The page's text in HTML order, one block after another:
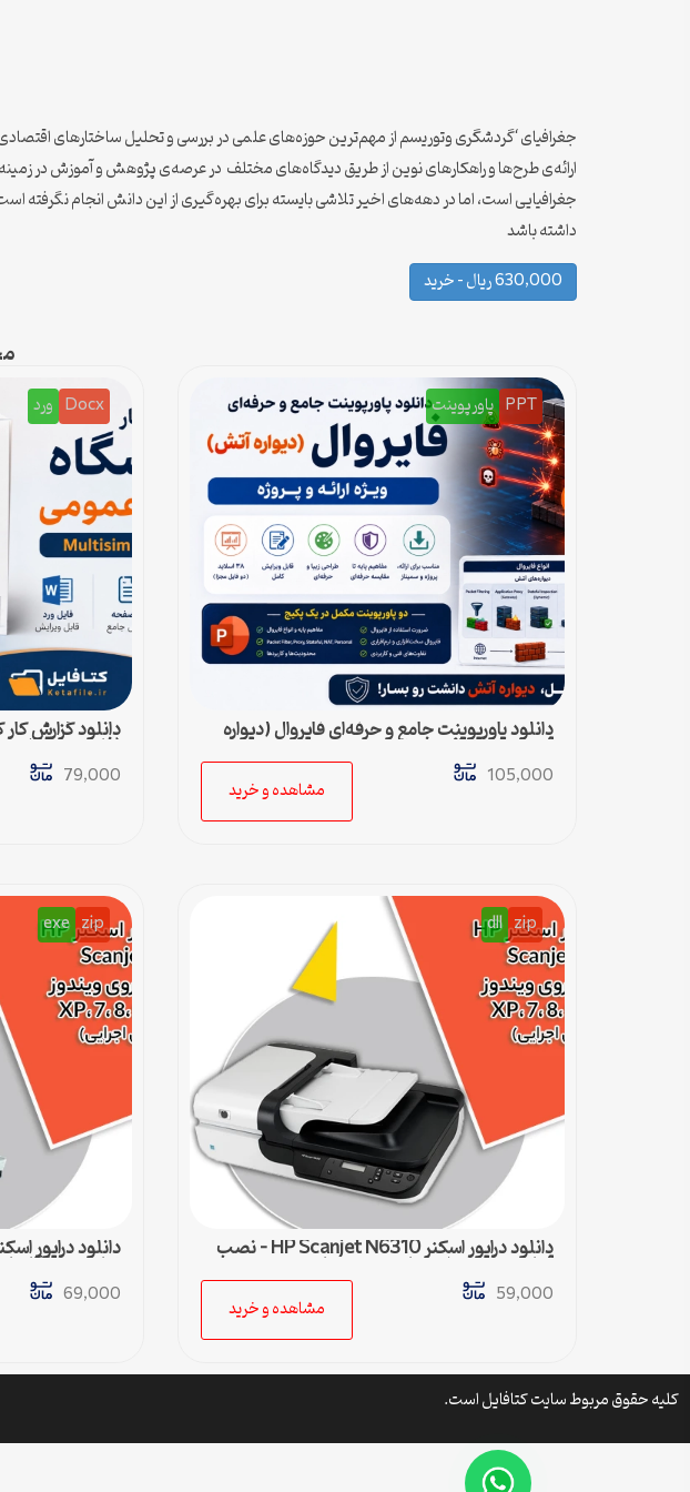
جغرافیای ‘گردشگری وتوریسم از مهم‌ترین حوزه‌های علمی در بررسی و تحلیل ساختارهای
ارائه‌ی طرح‌ها و راهکارهای نوین از طریق دیدگاه‌های مختلف در عرصه‌ی پژوهش و آموزش در
جغرافیایی است، اما در دهه‌های اخیر تلاشی بایسته‌ برای بهره‌گیری از این دانش انجام نگرفته
داشته باشد
630,000 ریال – خرید
PPT پاورپوینت
دانلود پاورپوینت جامع و حرفه‌ای فایروال (دیواره
آتش) – ویژه ارائه و پروژه
105,000
مشاهده و خرید
Docx ورد
دانلود گزارش
(فایل ورد قابل
79,000
zip
dll
دانلود درایور اسکنر HP Scanjet N6310 – نصب
آسان و سریع برای تمامی ویندوزها
59,000
مشاهده و خرید
zip
exe
نهایی و سازگار
69,000
کلیه حقوق مربوط سایت کتافایل است.